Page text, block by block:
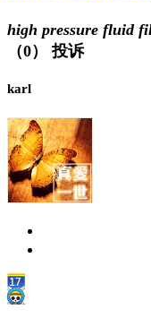
high pressure fluid
（0）
投诉
karl